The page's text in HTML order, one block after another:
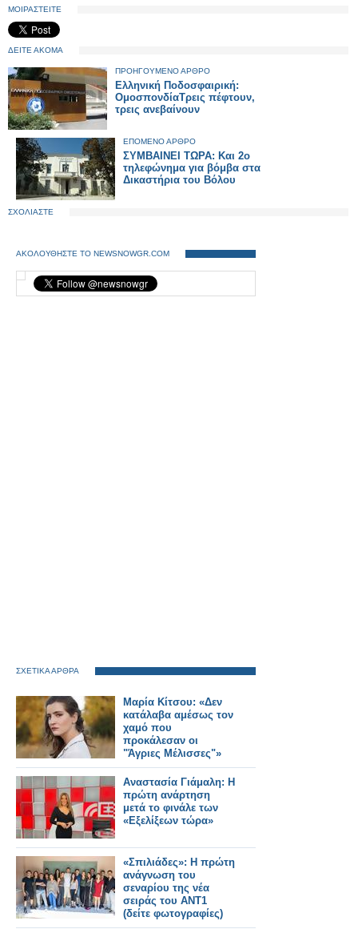
ΜΟΙΡΑΣΤΕΙΤΕ
ΔΕΙΤΕ ΑΚΟΜΑ
ΠΡΟΗΓΟΥΜΕΝΟ ΑΡΘΡΟ
Ελληνική Ποδοσφαιρική:
ΟμοσπονδίαΤρεις πέφτουν,
τρεις ανεβαίνουν
ΕΠΟΜΕΝΟ ΑΡΘΡΟ
ΣΥΜΒΑΙΝΕΙ ΤΩΡΑ: Και 2ο
τηλεφώνημα για βόμβα στα
Δικαστήρια του Βόλου
ΣΧΟΛΙΑΣΤΕ
ΑΚΟΛΟΥΘΗΣΤΕ ΤΟ NEWSNOWGR.COM
ΣΧΕΤΙΚΑ ΑΡΘΡΑ
Μαρία Κίτσου: «Δεν
κατάλαβα αμέσως τον
χαμό που
προκάλεσαν οι
"Άγριες Μέλισσες"»
Αναστασία Γιάμαλη: Η
πρώτη ανάρτηση
μετά το φινάλε των
«Εξελίξεων τώρα»
«Σπιλιάδες»: Η πρώτη
ανάγνωση του
σεναρίου της νέα
σειράς του ΑΝΤ1
(δείτε φωτογραφίες)